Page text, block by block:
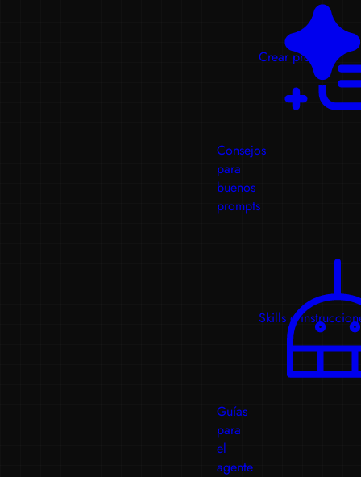
Crear prompts
Consejos
para
buenos
prompts
Skills e
Guías
para
el
agente